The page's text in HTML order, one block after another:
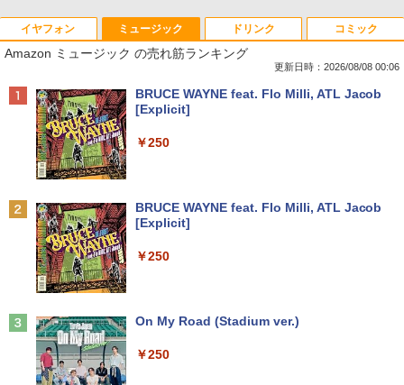
イヤフォン
Anker Soundcore P40i オフホワイト
Anker Soundcore P31i ホワイト
Anker Soundcore Liberty 5 ミッドナイトブ
ミュージック
Amazon ミュージック の売れ筋ランキング
更新日時：2026/08/08 00:06
BRUCE WAYNE feat. Flo Milli, ATL Jacob
[Explicit]
￥250
BRUCE WAYNE feat. Flo Milli, ATL Jacob
[Explicit]
￥250
On My Road (Stadium ver.)
￥250
ドリンク コミック